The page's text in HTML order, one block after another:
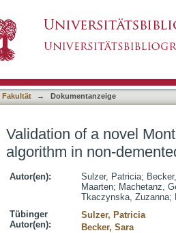
Fakultät → Dokumentanzeige
Validation of a novel
algorithm in non-
Autor(en): Sulzer, Patricia;
Maarten; Machetanz,
Tkaczynska, Zuzanna;
Tübinger
Autor(en):
Sulzer, Patricia
Becker, Sara